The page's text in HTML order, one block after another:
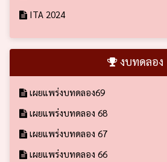
ITA 2024
งบทดลอง
เผยแพร่งบทดลอง69
เผยแพร่งบทดลอง 68
เผยแพร่งบทดลอง 67
เผยแพร่งบทดลอง 66